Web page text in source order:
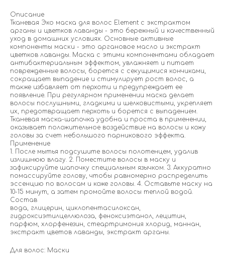
Описание
Тканевая Эко маска для волос Element с экстрактом
арганы и цветков лаванды - это бережный и качественный
уход в домашних условиях. Основные активные
компоненты маски - это аргановое масло и экстракт
цветков лаванды. Маска с этими компонентами обладает
антибактериальным эффектом, увлажняет и питает
поврежденные волосы, борется с секущимися кончиками,
сокращает выпадение и стимулирует рост волос, а
также избавляет от перхоти и предупреждает ее
появление. При регулярном применении маска делает
волосы послушными, гладкими и шелковистыми, укрепляет
их, предотвращает перхоть и борется с выпадением.
Тканевая маска-шапочка удобна и проста в применении,
оказывает положительное воздействие на волосы и кожу
головы за счет небольшого парникового эффекта.
Применение
1. После мытья подсушите волосы полотенцем, удалив
излишнюю влагу. 2. Поместите волосы в маску и
зафиксируйте шапочку специальным язычком. 3. Аккуратно
помассируйте голову, чтобы равномерно распределить
эссенцию по волосам и коже головы. 4. Оставьте маску на
10-15 минут, а затем промойте волосы теплой водой.
Состав
вода, глицерин, циклопентасилоксан,
гидроксиэтилцеллюлоза, феноксиэтанол, лецитин,
парфюм, хлорфенезин, стеартримония хлорид, маннан,
экстракт цветов лаванды, экстракт арганы.
Для волос: Маски